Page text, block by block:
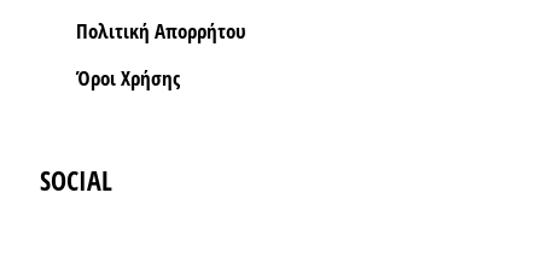
Πολιτική Απορρήτου
Όροι Xρήσης
SOCIAL